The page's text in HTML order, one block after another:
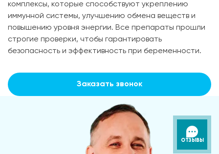
комплексы, которые способствуют укреплению
иммунной системы, улучшению обмена веществ и
повышению уровня энергии. Все препараты прошли
строгие проверки, чтобы гарантировать
безопасность и эффективность при беременности.
Заказать звонок
ОТЗЫВЫ